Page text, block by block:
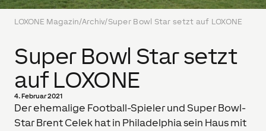
LOXONE Magazin/Archiv/Super Bowl Star setzt auf LOXONE
Super Bowl Star setzt
auf LOXONE
4. Februar 2021
Der ehemalige Football-Spieler und Super Bowl-
Star Brent Celek hat in Philadelphia sein Haus mit